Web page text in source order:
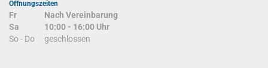
Öffnungszeiten
Fr
Nach Vereinbarung
Sa
10:00 - 16:00 Uhr
So - Do
geschlossen